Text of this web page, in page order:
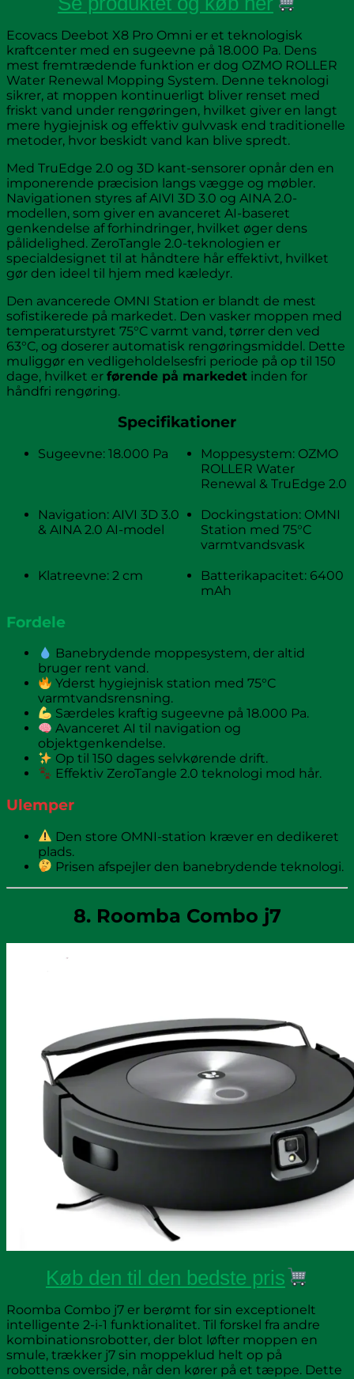
Ecovacs Deebot X8 Pro Omni er et teknologisk
kraftcenter med en sugeevne på 18.000 Pa. Dens
mest fremtrædende funktion er dog OZMO ROLLER
Water Renewal Mopping System. Denne teknologi
sikrer, at moppen kontinuerligt bliver renset med
friskt vand under rengøringen, hvilket giver en langt
mere hygiejnisk og effektiv gulvvask end traditionelle
metoder, hvor beskidt vand kan blive spredt.
Med TruEdge 2.0 og 3D kant-sensorer opnår den en
imponerende præcision langs vægge og møbler.
Navigationen styres af AIVI 3D 3.0 og AINA 2.0-
modellen, som giver en avanceret AI-baseret
genkendelse af forhindringer, hvilket øger dens
pålidelighed. ZeroTangle 2.0-teknologien er
specialdesignet til at håndtere hår effektivt, hvilket
gør den ideel til hjem med kæledyr.
Den avancerede OMNI Station er blandt de mest
sofistikerede på markedet. Den vasker moppen med
temperaturstyret 75°C varmt vand, tørrer den ved
63°C, og doserer automatisk rengøringsmiddel. Dette
muliggør en vedligeholdelsesfri periode på op til 150
dage, hvilket er førende på markedet inden for
håndfri rengøring.
Specifikationer
Sugeevne: 18.000 Pa
Moppesystem: OZMO
ROLLER Water
Renewal & TruEdge 2.0
Navigation: AIVI 3D 3.0
& AINA 2.0 AI-model
Dockingstation: OMNI
Station med 75°C
varmtvandsvask
Klatreevne: 2 cm
Batterikapacitet: 6400
mAh
Fordele
Banebrydende moppesystem, der altid
bruger rent vand.
Yderst hygiejnisk station med 75°C
varmtvandsrensning.
Særdeles kraftig sugeevne på 18.000 Pa.
Avanceret AI til navigation og
objektgenkendelse.
Op til 150 dages selvkørende drift.
Effektiv ZeroTangle 2.0 teknologi mod hår.
Ulemper
Den store OMNI-station kræver en dedikeret
plads.
Prisen afspejler den banebrydende teknologi.
8. Roomba Combo j7
Køb den til den bedste pris
Roomba Combo j7 er berømt for sin exceptionelt
intelligente 2-i-1 funktionalitet. Til forskel fra andre
kombinationsrobotter, der blot løfter moppen en
smule, trækker j7 sin moppeklud helt op på
robottens overside, når den kører på et tæppe. Dette